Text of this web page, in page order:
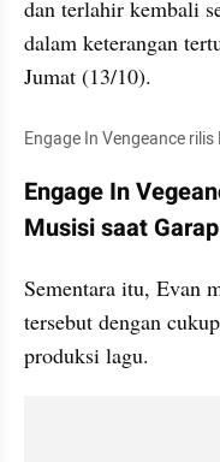
dan terlahir kembali
dalam keterangan
Jumat (13/10).
Engage In Vengeance
Engage In
Musisi saat
Sementara itu, Evan
tersebut dengan
produksi lagu.